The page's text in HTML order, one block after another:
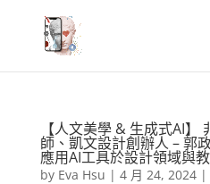
【人文美學 & 生成式AI
師、凱文設計創辦人 – 郭
應用AI工具於設計領域與
by Eva Hsu | 4 月 24, 2024|